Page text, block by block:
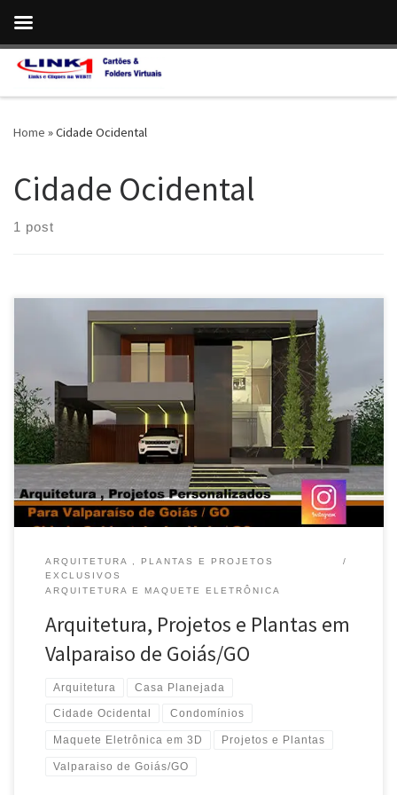
Skip to content
Home »Cidade Ocidental
Cidade Ocidental
1 post
Arquitetura , Projetos e Plantas , Casa Personalizada e Exclusiva
– Valparaiso de Goiás / GO Arquitetura , Projeto Exclusivo , Com
Maquete Eletrônica em 3D – Valparaiso de Goiás / GO Arquitetura
,Casa Planejada, Projetos para Condomínios e Clubes – Luziânia
/ GO Arquitetura , Projeto Exclusivo , Decoração […]
ARQUITETURA , PLANTAS E PROJETOS
EXCLUSIVOS
ARQUITETURA E MAQUETE ELETRÔNICA
Arquitetura, Projetos e Plantas em
Valparaiso de Goiás/GO
Arquitetura Casa Planejada
Cidade Ocidental Condomínios
Maquete Eletrônica em 3D Projetos e Plantas
Valparaiso de Goiás/GO